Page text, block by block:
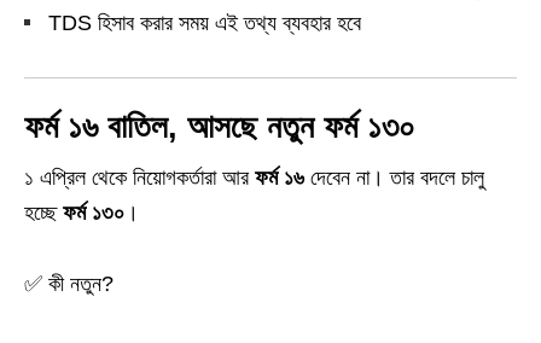
TDS হিসাব করার সময় এই তথ্য ব্যবহার হবে
ফর্ম ১৬ বাতিল, আসছে নতুন ফর্ম ১৩০
১ এপ্রিল থেকে নিয়োগকর্তারা আর ফর্ম ১৬দেবেন না। তার বদলে চালু
হচ্ছে ফর্ম ১৩০ ।
✅ কী নতুন?